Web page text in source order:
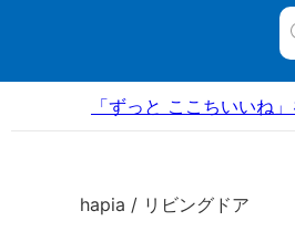
「ずっと ここちいいね
hapia / リビングドア